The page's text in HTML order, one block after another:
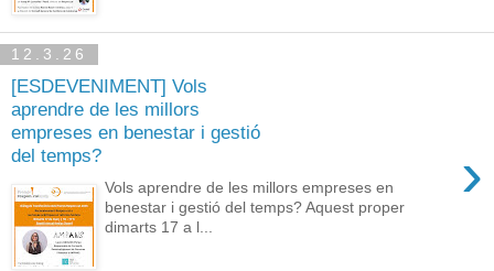
12.3.26
[ESDEVENIMENT] Vols
aprendre de les millors
empreses en benestar i gestió
del temps?
›
Vols aprendre de les millors empreses en
benestar i gestió del temps? Aquest proper
dimarts 17 a l...